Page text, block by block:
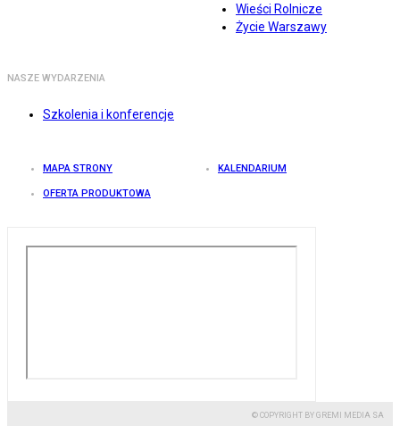
Wieści Rolnicze
Życie Warszawy
NASZE WYDARZENIA
Szkolenia i konferencje
MAPA STRONY KALENDARIUM
OFERTA PRODUKTOWA
© COPYRIGHT BY GREMI MEDIA SA